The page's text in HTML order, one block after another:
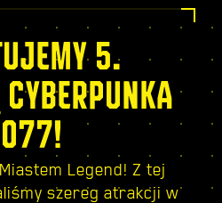
5.
Legend! Z tej
szereg atrakcji w